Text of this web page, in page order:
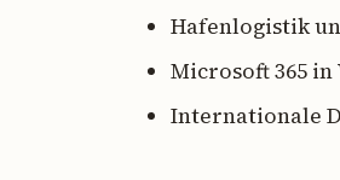
Hafenlogistik
Microsoft 365
Internationale